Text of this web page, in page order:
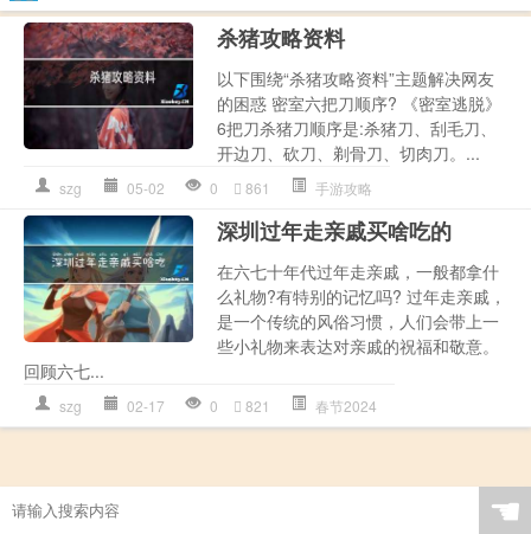
杀猪攻略资料
以下围绕“杀猪攻略资料”主题解决网友
的困惑 密室六把刀顺序? 《密室逃脱》
6把刀杀猪刀顺序是:杀猪刀、刮毛刀、
开边刀、砍刀、剃骨刀、切肉刀。...
szg 05-02 0 861 手游攻略
深圳过年走亲戚买啥吃的
在六七十年代过年走亲戚，一般都拿什
么礼物?有特别的记忆吗? 过年走亲戚，
是一个传统的风俗习惯，人们会带上一
些小礼物来表达对亲戚的祝福和敬意。
回顾六七...
szg 02-17 0 821 春节2024
☚